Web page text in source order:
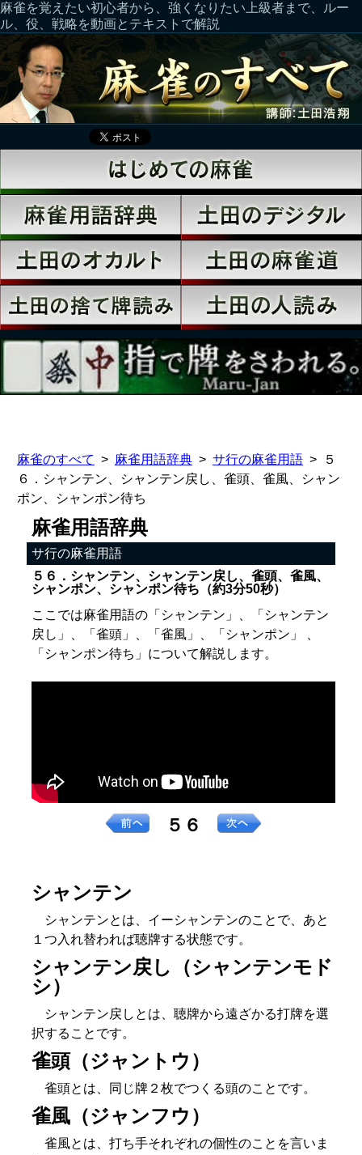
麻雀を覚えたい初心者から、強くなりたい上級者まで、ルー
ル、役、戦略を動画とテキストで解説
麻雀のすべて 麻雀用語辞典 サ行の麻雀用語
５
６．シャンテン、シャンテン戻し、雀頭、雀風、シャン
ポン、シャンポン待ち
麻雀用語辞典
サ行の麻雀用語
５６．シャンテン、シャンテン戻し、雀頭、雀風、
シャンポン、シャンポン待ち（約3分50秒）
ここでは麻雀用語の「シャンテン」、「シャンテン
戻し」、「雀頭」、「雀風」、「シャンポン」 、
「シャンポン待ち」について解説します。
５６
シャンテン
シャンテンとは、イーシャンテンのことで、あと
１つ入れ替われば聴牌する状態です。
シャンテン戻し（シャンテンモド
シ）
シャンテン戻しとは、聴牌から遠ざかる打牌を選
択することです。
雀頭（ジャントウ）
雀頭とは、同じ牌２枚でつくる頭のことです。
雀風（ジャンフウ）
雀風とは、打ち手それぞれの個性のことを言いま